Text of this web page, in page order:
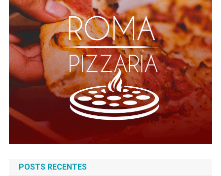
POSTS RECENTES